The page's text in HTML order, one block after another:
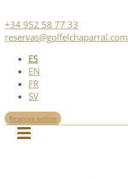
+34 952 58 77 33
reservas@golfelchaparral.com
ES
EN
FR
SV
Reserva online